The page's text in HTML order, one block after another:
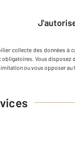
collecte des données à
obligatoires. Vous disposez
ou vous opposer au